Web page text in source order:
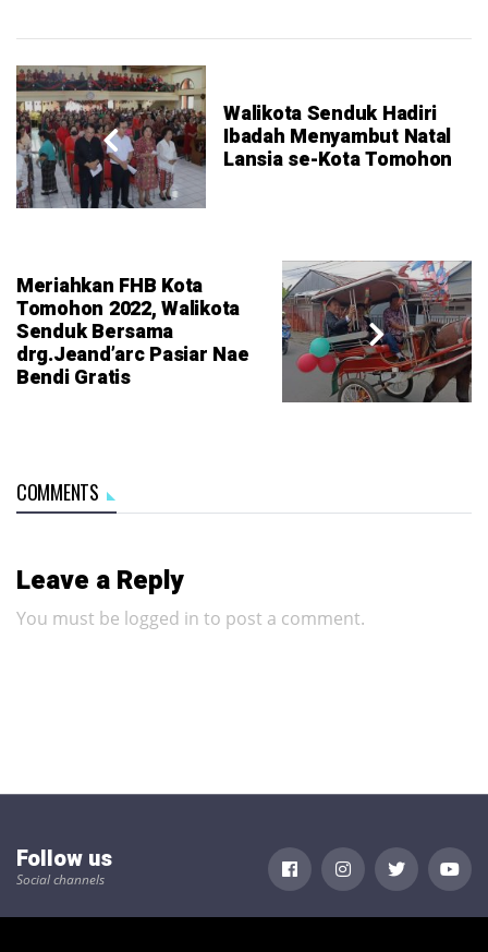
Walikota Senduk Hadiri
Ibadah Menyambut Natal
Lansia se-Kota Tomohon
Meriahkan FHB Kota
Tomohon 2022, Walikota
Senduk Bersama
drg.Jeand’arc Pasiar Nae
Bendi Gratis
COMMENTS
Leave a Reply
You must be logged in to post a comment.
Follow us
Social channels